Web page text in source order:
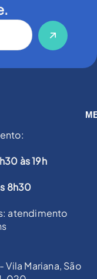
às 19h
8h30
atendimento
Mariana, São